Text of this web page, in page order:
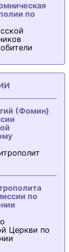
по
(Фомин)
по
Церкви по